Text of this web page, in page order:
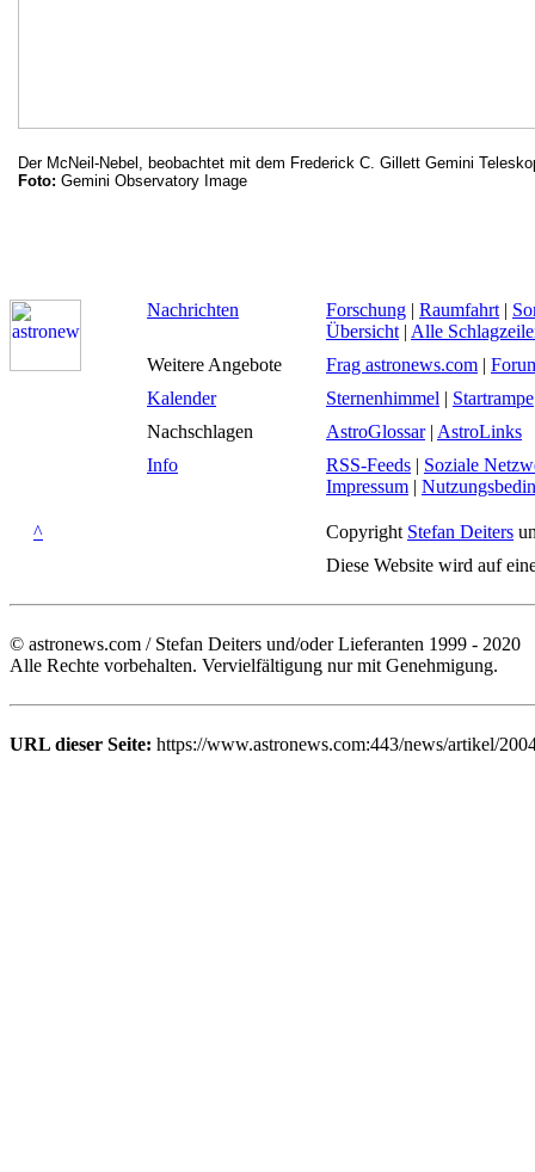
Der McNeil-Nebel, beobachtet mit dem Frederick C. Gillett Gemini
Foto: Gemini Observatory Image
Nachrichten Forschung | Raumfahrt |
Übersicht | Alle
Weitere Angebote
Frag astronews.com |
Kalender
Sternenhimmel | Startrampe
Nachschlagen
AstroGlossar| AstroLinks
Info
RSS-Feeds | Soziale
Impressum |
^ Copyright Stefan Deiters
Diese Website wird auf
© astronews.com / Stefan Deiters und/oder Lieferanten 1999 - 2020
Alle Rechte vorbehalten. Vervielfältigung nur mit Genehmigung.
URL dieser Seite: https://www.astronews.com:443/news/artikel/